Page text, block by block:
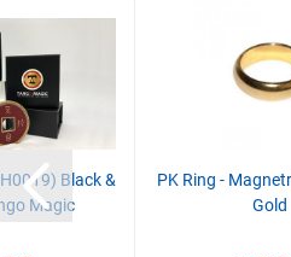
Black &
Magic
PK Ring -
Gold